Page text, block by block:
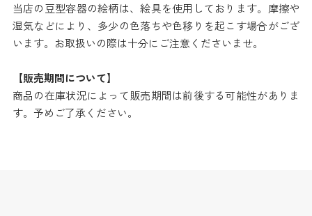
当店の豆型容器の絵柄は、絵具を使用しております。摩擦や
湿気などにより、多少の色落ちや色移りを起こす場合がござ
います。お取扱いの際は十分にご注意くださいませ。
【販売期間について】
商品の在庫状況によって販売期間は前後する可能性がありま
す。予めご了承ください。